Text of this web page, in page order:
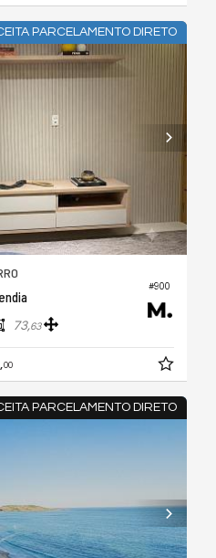
PARCELAMENTO DIRETO
#900
73,63
00
PARCELAMENTO DIRETO